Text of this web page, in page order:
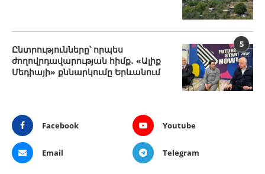
5
Ընտրությունները՝ որպես
ժողովրդավարության հիմք․ «Ալիք
Մեդիայի» քննարկումը Երևանում
Facebook Youtube
Email Telegram